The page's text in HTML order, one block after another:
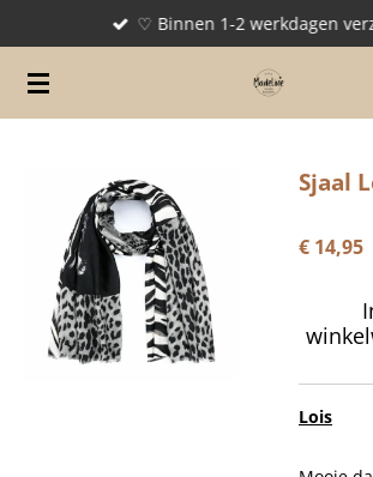
naar
de
♡ Binnen 1-2 werkdagen
Sjaal
€ 14,95
Lois